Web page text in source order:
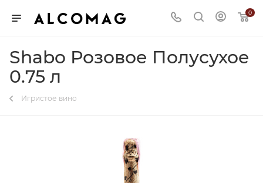
0
Shabo Розовое Полусухое
0.75 л
Игристое вино